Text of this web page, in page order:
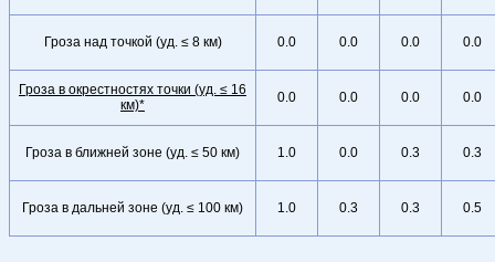
Гроза над точкой (уд. ≤ 8 км) 0.0 0.0 0.0 0.0
Гроза в окрестностях точки (уд. ≤ 16
км)*
0.0 0.0 0.0 0.0
Гроза в ближней зоне (уд. ≤ 50 км) 1.0 0.0 0.3 0.3
Гроза в дальней зоне (уд. ≤ 100 км) 1.0 0.3 0.3 0.5